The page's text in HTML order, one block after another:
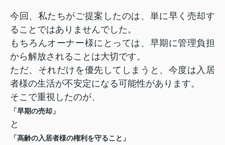
今回、私たちがご提案したのは、単に早く売却す
ることではありませんでした。
もちろんオーナー様にとっては、早期に管理負担
から解放されることは大切です。
ただ、それだけを優先してしまうと、今度は入居
者様の生活が不安定になる可能性があります。
そこで重視したのが、
「早期の売却」
と
「高齢の入居者様の権利を守ること」